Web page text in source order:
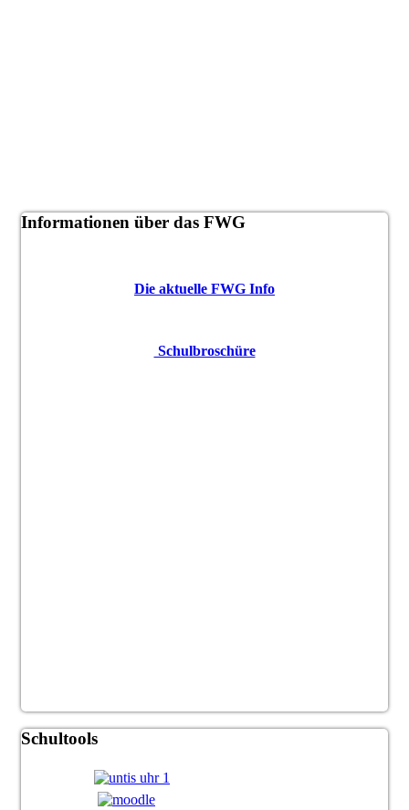
Informationen über das FWG
Die aktuelle FWG Info
Schulbroschüre
Schultools